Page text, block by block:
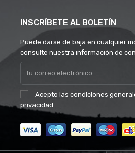
INSCRÍBETE AL BOLETÍN
Puede darse de baja en cualquier
consulte nuestra información de
Acepto las condiciones
privacidad